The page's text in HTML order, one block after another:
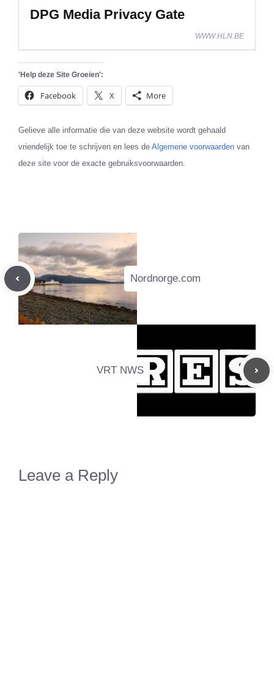
DPG Media Privacy Gate
WWW.HLN.BE
'Help deze Site Groeien':
Facebook X More
Gelieve alle informatie die van deze website wordt gehaald
vriendelijk toe te schrijven en lees de Algemene voorwaarden van
deze site voor de exacte gebruiksvoorwaarden.
Nordnorge.com
VRT NWS
Leave a Reply